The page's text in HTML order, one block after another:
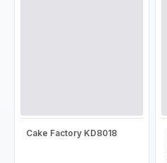
Cake Factory KD8018